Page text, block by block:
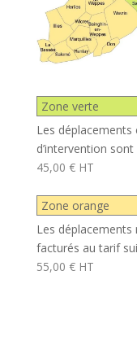
Zone verte
Les
d’intervention
45,00 € HT
Zone orange
Les
facturés au tarif
55,00 € HT